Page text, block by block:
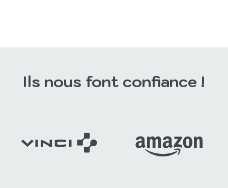
Ils nous font confiance !